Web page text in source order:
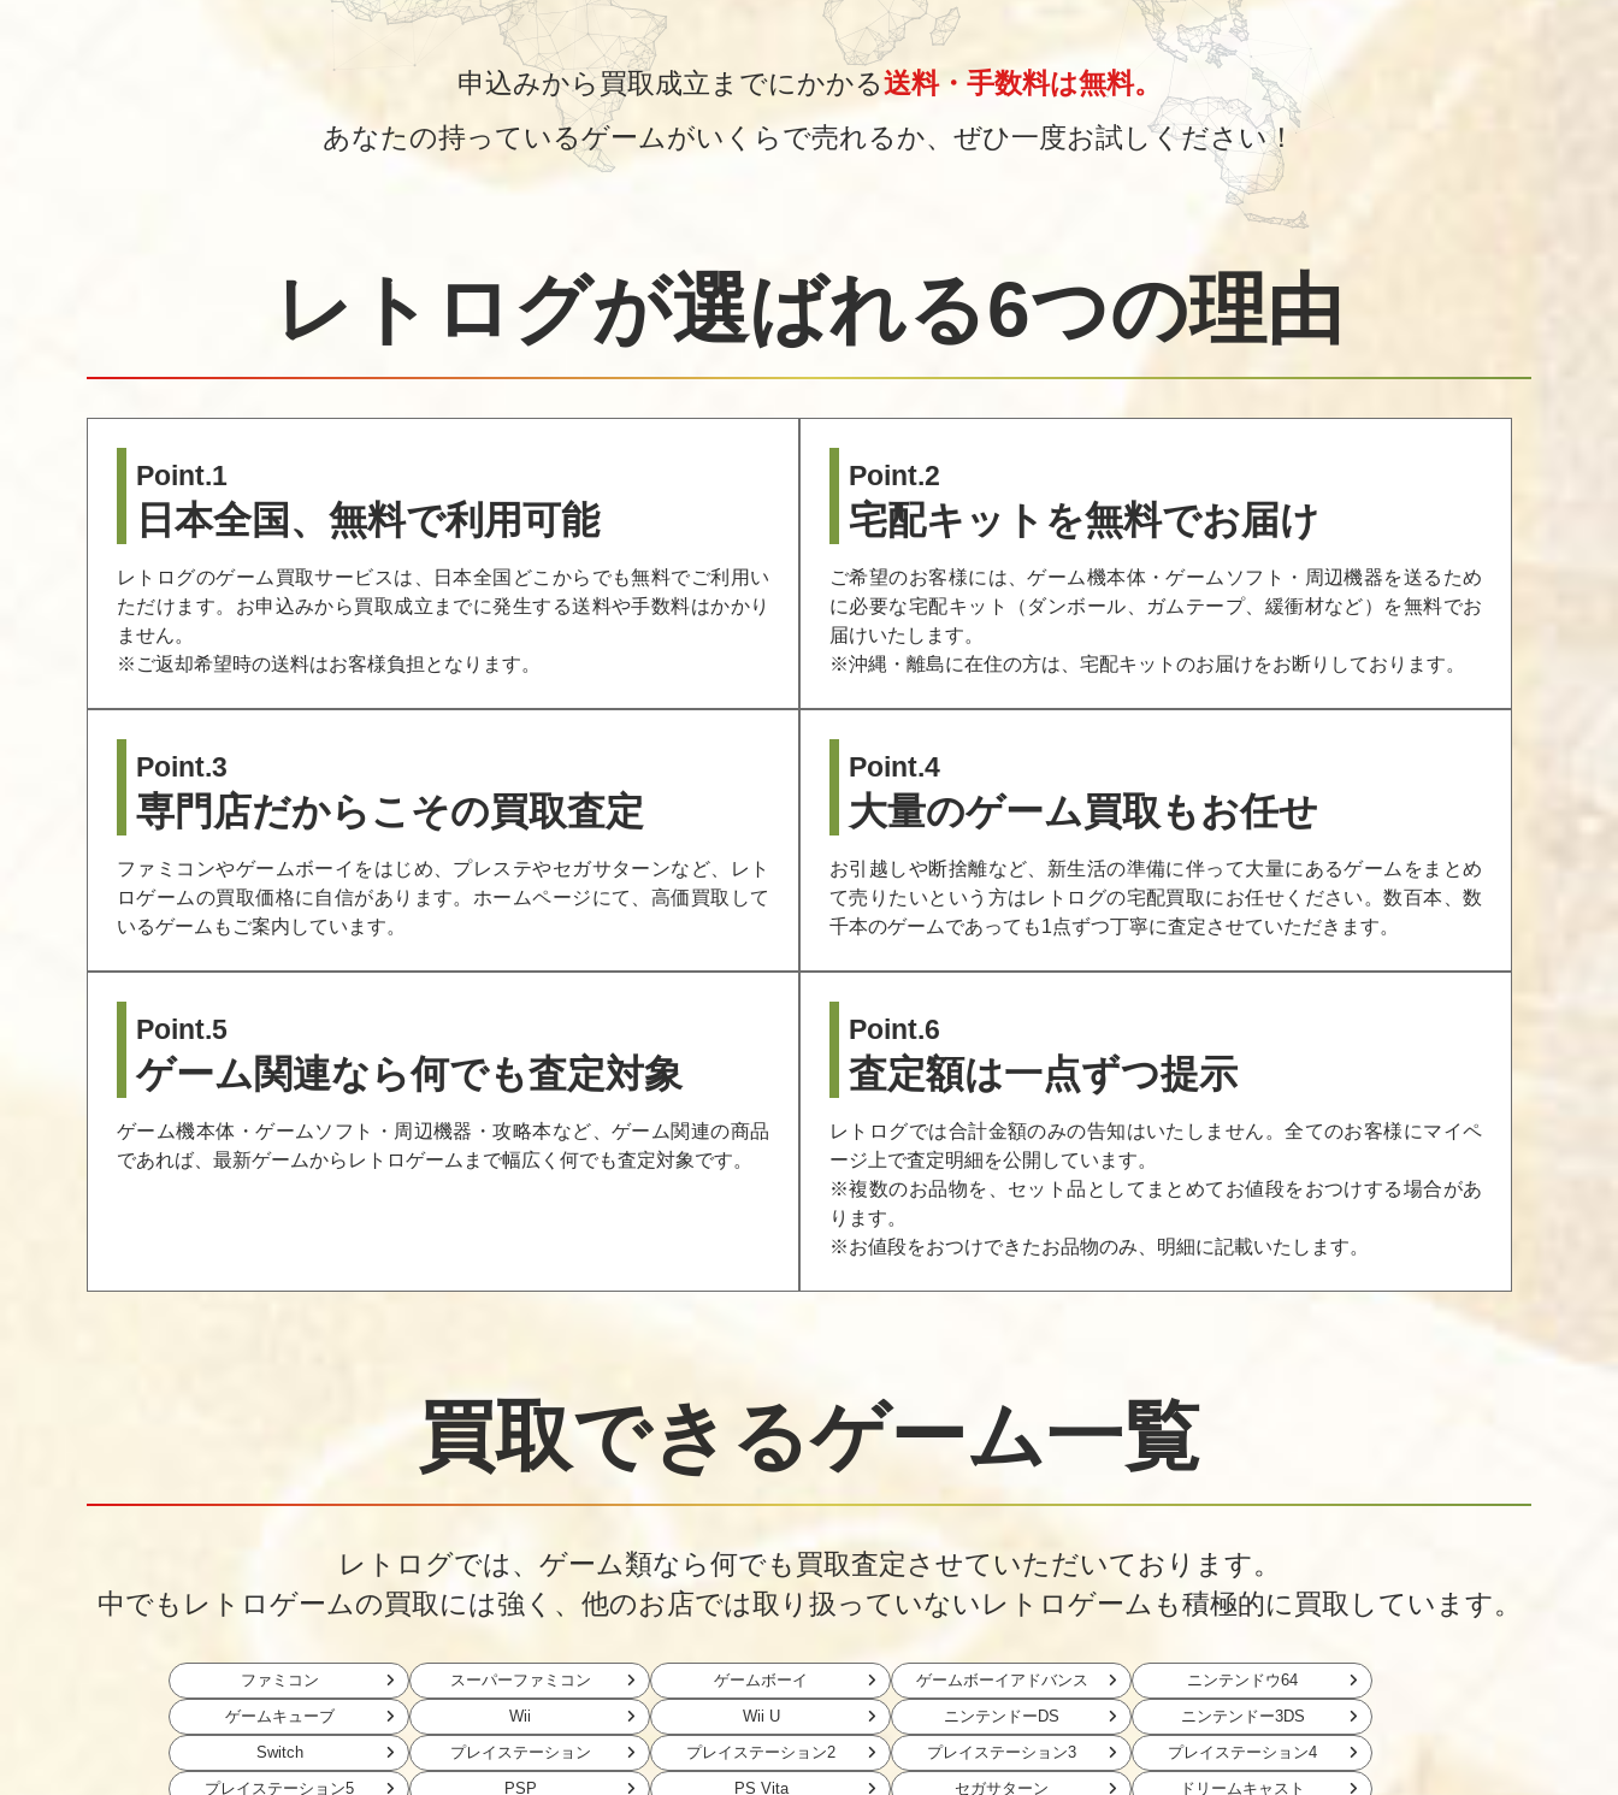
申込みから買取成立までにかかる送料・手数料は無料。
あなたの持っているゲームがいくらで売れるか、ぜひ一度お試しください！
レトログが選ばれる6つの理由
Point.1
日本全国、無料で利用可能
レトログのゲーム買取サービスは、日本全国どこからでも無料でご利用い
ただけます。お申込みから買取成立までに発生する送料や手数料はかかり
ません。
※ご返却希望時の送料はお客様負担となります。
Point.2
宅配キットを無料でお届け
ご希望のお客様には、ゲーム機本体・ゲームソフト・周辺機器を送るため
に必要な宅配キット（ダンボール、ガムテープ、緩衝材など）を無料でお
届けいたします。
※沖縄・離島に在住の方は、宅配キットのお届けをお断りしております。
Point.3
専門店だからこその買取査定
ファミコンやゲームボーイをはじめ、プレステやセガサターンなど、レト
ロゲームの買取価格に自信があります。ホームページにて、高価買取して
いるゲームもご案内しています。
Point.4
大量のゲーム買取もお任せ
お引越しや断捨離など、新生活の準備に伴って大量にあるゲームをまとめ
て売りたいという方はレトログの宅配買取にお任せください。数百本、数
千本のゲームであっても1点ずつ丁寧に査定させていただきます。
Point.5
ゲーム関連なら何でも査定対象
ゲーム機本体・ゲームソフト・周辺機器・攻略本など、ゲーム関連の商品
であれば、最新ゲームからレトロゲームまで幅広く何でも査定対象です。
Point.6
査定額は一点ずつ提示
レトログでは合計金額のみの告知はいたしません。全てのお客様にマイペ
ージ上で査定明細を公開しています。
※複数のお品物を、セット品としてまとめてお値段をおつけする場合があ
ります。
※お値段をおつけできたお品物のみ、明細に記載いたします。
買取できるゲーム一覧
レトログでは、ゲーム類なら何でも買取査定させていただいております。
中でもレトロゲームの買取には強く、他のお店では取り扱っていないレトロゲームも積極的に買取しています。
ファミコン スーパーファミコン ゲームボーイ ゲームボーイアドバンス
ニンテンドウ64
ゲームキューブ
Wii Wii U ニンテンドーDS
ニンテンドー3DS
Switch
プレイステーション プレイステーション2 プレイステーション3
プレイステーション4
プレイステーション5
PSP PS Vita セガサターン ドリームキャスト